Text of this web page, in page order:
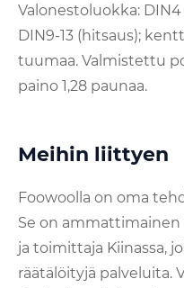
Valonestoluokka:
DIN9-13 (hitsaus);
tuumaa. Valmistettu
paino 1,28 paunaa.
Meihin liittyen
Foowoolla on oma
Se on
ja toimittaja Kiinassa,
räätälöityjä palveluita.